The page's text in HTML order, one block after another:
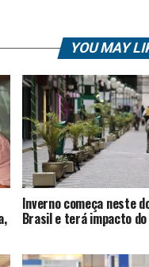
YOU MAY
Inverno começa neste
Brasil e terá impacto do